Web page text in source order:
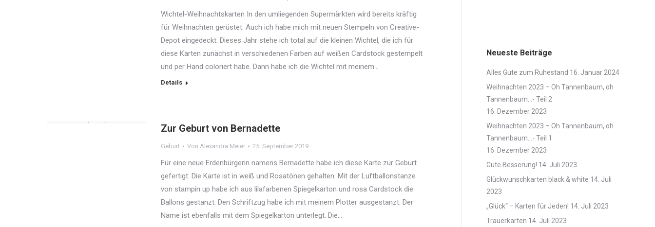
Wichtel-Weihnachtskarten In den umliegenden Supermärkten wird bereits kräftig
für Weihnachten gerüstet. Auch ich habe mich mit neuen Stempeln von Creative-
Depot eingedeckt. Dieses Jahr stehe ich total auf die kleinen Wichtel, die ich für
diese Karten zunächst in verschiedenen Farben auf weißen Cardstock gestempelt
und per Hand coloriert habe. Dann habe ich die Wichtel mit meinem…
Details
Zur Geburt von Bernadette
Geburt Von Alexandra Meier 25. September 2019
Für eine neue Erdenbürgerin namens Bernadette habe ich diese Karte zur Geburt
gefertigt: Die Karte ist in weiß und Rosatönen gehalten. Mit der Luftballonstanze
von stampin up habe ich aus lilafarbenen Spiegelkarton und rosa Cardstock die
Ballons gestanzt. Den Schriftzug habe ich mit meinem Plotter ausgestanzt. Der
Name ist ebenfalls mit dem Spiegelkarton unterlegt. Die…
Neueste Beiträge
Alles Gute zum Ruhestand 16. Januar 2024
Weihnachten 2023 – Oh Tannenbaum, oh
Tannenbaum…- Teil 2
16. Dezember 2023
Weihnachten 2023 – Oh Tannenbaum, oh
Tannenbaum…- Teil 1
16. Dezember 2023
Gute Besserung! 14. Juli 2023
Glückwunschkarten black & white 14. Juli
2023
„Glück“ – Karten für Jeden! 14. Juli 2023
Trauerkarten 14. Juli 2023